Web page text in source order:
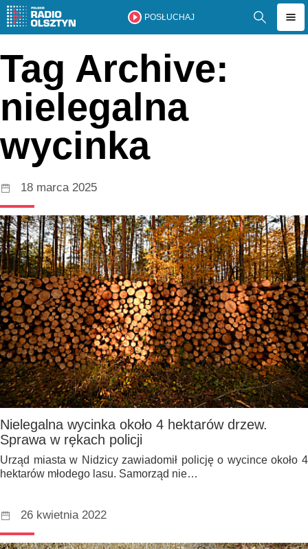
POSŁUCHAJ
Tag Archive:
nielegalna
wycinka
18 marca 2025
Nielegalna wycinka około 4 hektarów drzew.
Sprawa w rękach policji
Urząd miasta w Nidzicy zawiadomił policję o wycince około 4
hektarów młodego lasu. Samorząd nie…
26 kwietnia 2022